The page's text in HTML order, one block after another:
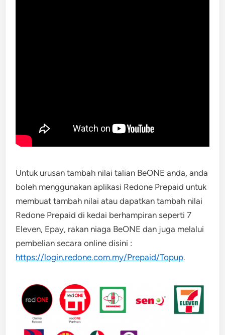
Untuk urusan tambah nilai talian BeONE anda, anda
boleh menggunakan aplikasi Redone Prepaid untuk
membuat tambah nilai atau dapatkan tambah nilai
Redone Prepaid di kedai berhampiran seperti 7
Eleven, Epay, rakan niaga BeONE dan juga melalui
pembelian secara online disini :
https://login.redone.com.my/Prepaid/Topup.